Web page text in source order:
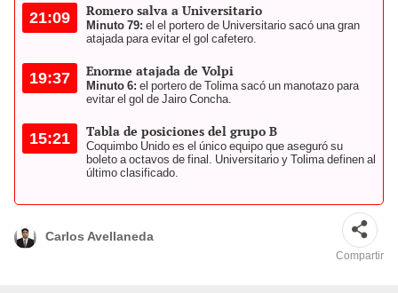
21:09 Romero salva a Universitario
Minuto 79: el el portero de Universitario sacó una gran
atajada para evitar el gol cafetero.
19:37 Enorme atajada de Volpi
Minuto 6: el portero de Tolima sacó un manotazo para
evitar el gol de Jairo Concha.
15:21 Tabla de posiciones del grupo B
Coquimbo Unido es el único equipo que aseguró su
boleto a octavos de final. Universitario y Tolima definen al
último clasificado.
Carlos Avellaneda
Compartir